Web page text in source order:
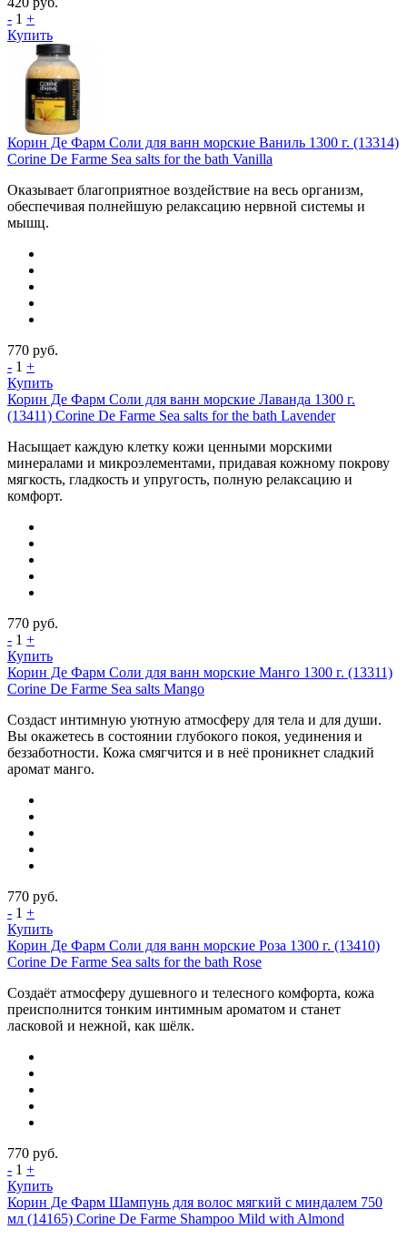
- 1 +
Купить
Корин Де Фарм Соли для ванн морские Ваниль 1300 г. (13314)
Corine De Farme Sea salts for the bath Vanilla
Оказывает благоприятное воздействие на весь организм,
обеспечивая полнейшую релаксацию нервной системы и
мышц.
770 руб.
- 1 +
Купить
Корин Де Фарм Соли для ванн морские Лаванда 1300 г.
(13411) Corine De Farme Sea salts for the bath Lavender
Насыщает каждую клетку кожи ценными морскими
минералами и микроэлементами, придавая кожному покрову
мягкость, гладкость и упругость, полную релаксацию и
комфорт.
770 руб.
- 1 +
Купить
Корин Де Фарм Соли для ванн морские Манго 1300 г. (13311)
Corine De Farme Sea salts Mango
Создаст интимную уютную атмосферу для тела и для души.
Вы окажетесь в состоянии глубокого покоя, уединения и
беззаботности. Кожа смягчится и в неё проникнет сладкий
аромат манго.
770 руб.
- 1 +
Купить
Корин Де Фарм Соли для ванн морские Роза 1300 г. (13410)
Corine De Farme Sea salts for the bath Rose
Создаёт атмосферу душевного и телесного комфорта, кожа
преисполнится тонким интимным ароматом и станет
ласковой и нежной, как шёлк.
770 руб.
- 1 +
Купить
Корин Де Фарм Шампунь для волос мягкий с миндалем 750
мл (14165) Corine De Farme Shampoo Mild with Almond